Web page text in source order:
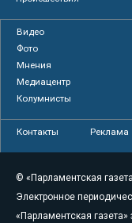
Видео
Фото
Мнения
Медиацентр
Колумнисты
Контакты Реклама
© «Парламентская
Электронное
«Парламентская газета»